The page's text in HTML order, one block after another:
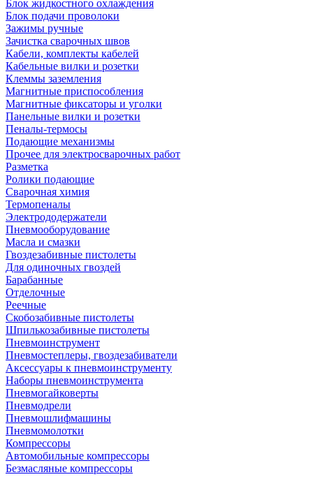
Блок жидкостного охлаждения
Блок подачи проволоки
Зажимы ручные
Зачистка сварочных швов
Кабели, комплекты кабелей
Кабельные вилки и розетки
Клеммы заземления
Магнитные приспособления
Магнитные фиксаторы и уголки
Панельные вилки и розетки
Пеналы-термосы
Подающие механизмы
Прочее для электросварочных работ
Разметка
Ролики подающие
Сварочная химия
Термопеналы
Электрододержатели
Пневмооборудование
Масла и смазки
Гвоздезабивные пистолеты
Для одиночных гвоздей
Барабанные
Отделочные
Реечные
Скобозабивные пистолеты
Шпилькозабивные пистолеты
Пневмоинструмент
Пневмостеплеры, гвоздезабиватели
Аксессуары к пневмоинструменту
Наборы пневмоинструмента
Пневмогайковерты
Пневмодрели
Пневмошлифмашины
Пневмомолотки
Компрессоры
Автомобильные компрессоры
Безмасляные компрессоры